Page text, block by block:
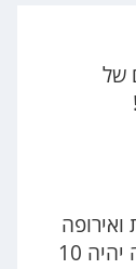
של
דוחים את התאריך ל 2040 ובישראל זה יהיה 10